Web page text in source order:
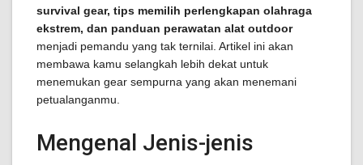
survival gear, tips memilih perlengkapan olahraga
ekstrem, dan panduan perawatan alat outdoor
menjadi pemandu yang tak ternilai. Artikel ini akan
membawa kamu selangkah lebih dekat untuk
menemukan gear sempurna yang akan menemani
petualanganmu.
Mengenal Jenis-jenis